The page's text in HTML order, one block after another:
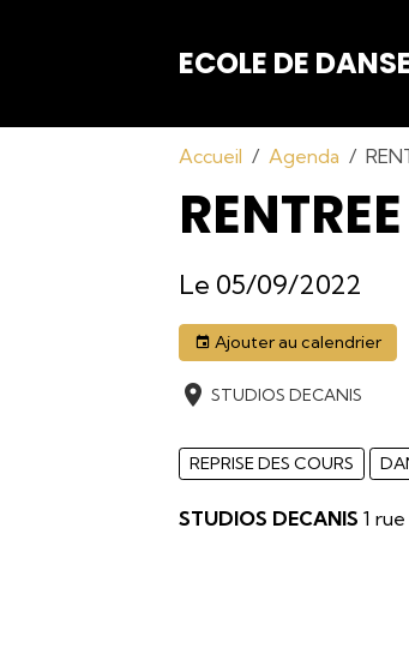
ECOLE DE
Accueil Agenda
Le 05/09/2022
Ajouter au calendrier
STUDIOS DECANIS
REPRISE DES COURS
STUDIOS DECANIS 1